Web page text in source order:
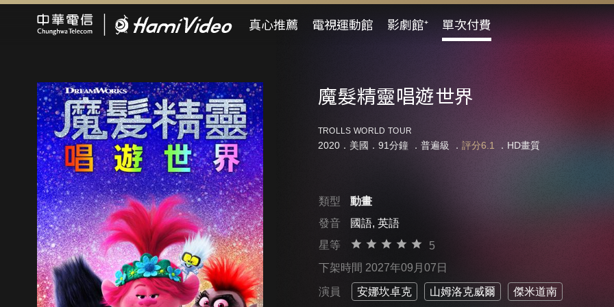
真心推薦 電視運動館 影劇館⁺ 單次付費
魔髮精靈唱遊世界
TROLLS WORLD TOUR
2020．美國．91分鐘 ． 普遍級 ． 評分6.1 ．HD畫質
類型
動畫
發音
國語, 英語
星等
5
下架時間 2027年09月07日
演員 安娜坎卓克 山姆洛克威爾 傑米道南